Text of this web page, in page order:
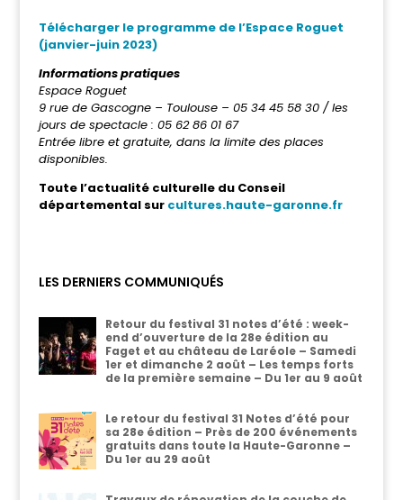
Télécharger le programme de l’Espace Roguet
(janvier-juin 2023)
Informations pratiques
Espace Roguet
9 rue de Gascogne – Toulouse – 05 34 45 58 30 / les
jours de spectacle : 05 62 86 01 67
Entrée libre et gratuite, dans la limite des places
disponibles.
Toute l’actualité culturelle du Conseil
départemental sur cultures.haute-garonne.fr
LES DERNIERS COMMUNIQUÉS
Retour du festival 31 notes d’été : week-
end d’ouverture de la 28e édition au
Faget et au château de Laréole – Samedi
1er et dimanche 2 août – Les temps forts
de la première semaine – Du 1er au 9 août
Le retour du festival 31 Notes d’été pour
sa 28e édition – Près de 200 événements
gratuits dans toute la Haute-Garonne –
Du 1er au 29 août